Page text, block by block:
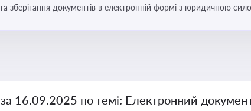
зберігання документів в електронній формі з юридичною
16.09.2025 по темі: Електронний